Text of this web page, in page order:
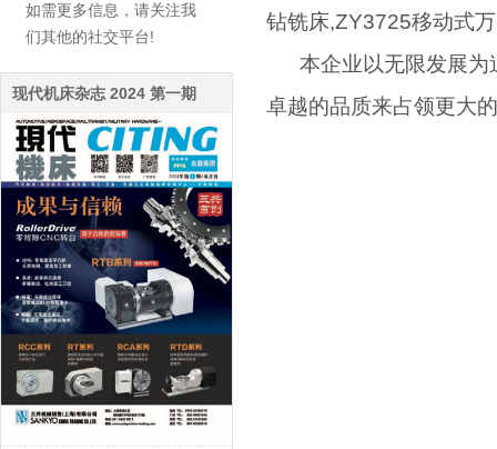
如需更多信息，请关注我
们其他的社交平台!
现代机床杂志 2024 第一期
钻铣床,ZY3725移动式
本企业以无限发展为
卓越的品质来占领更大